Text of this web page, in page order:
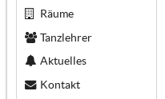
Räume
Tanzlehrer
Aktuelles
Kontakt